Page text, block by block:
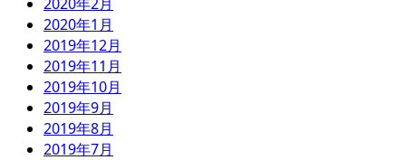
2020年1月
2019年12月
2019年11月
2019年10月
2019年9月
2019年8月
2019年7月